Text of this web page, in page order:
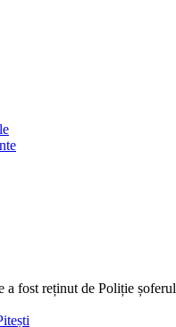
a fost reținut de Poliție șoferul